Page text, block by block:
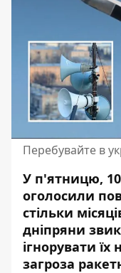
Перебувайте в
У п'ятницю, 10
оголосили
стільки
дніпряни
ігнорувати
загроза